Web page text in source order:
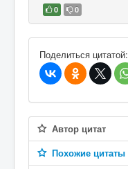
0 0
В избранное
Поделиться цитатой:
Автор цитат
Похожие цитаты